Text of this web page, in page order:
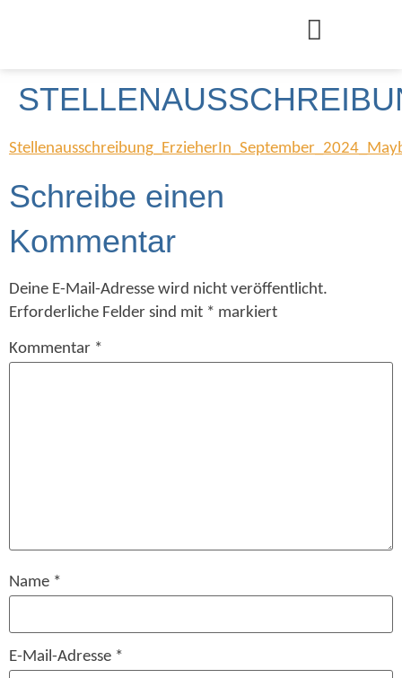
Schreibe einen
Kommentar
Deine E-Mail-Adresse wird nicht veröffentlicht.
Erforderliche Felder sind mit * markiert
Kommentar *
Name *
E-Mail-Adresse *